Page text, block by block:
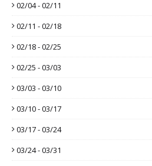
02/04 - 02/11
02/11 - 02/18
02/18 - 02/25
02/25 - 03/03
03/03 - 03/10
03/10 - 03/17
03/17 - 03/24
03/24 - 03/31